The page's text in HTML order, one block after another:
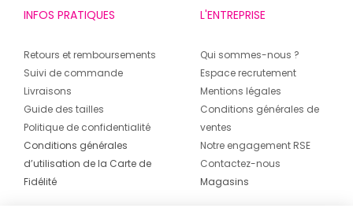
INFOS PRATIQUES
Retours et remboursements
Suivi de commande
Livraisons
Guide des tailles
Politique de confidentialité
Conditions générales
d’utilisation de la Carte de
Fidélité
L'ENTREPRISE
Qui sommes-nous ?
Espace recrutement
Mentions légales
Conditions générales de
ventes
Notre engagement RSE
Contactez-nous
Magasins